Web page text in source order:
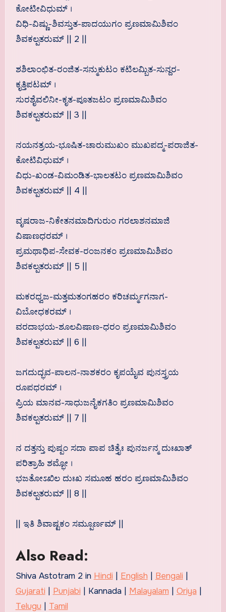
ಕೋಟೀವಿಧುಮ್ ।
ವಿಧಿ-ವಿಷ್ಣು-ಶಿವಸ್ತುತ-ಪಾದಯುಗಂ ಪ್ರಣಮಾಮಿಶಿವಂ
ಶಿವಕಲ್ಪತರುಮ್ || 2 ||
ಶಶಿಲಾಂಛಿತ-ರಂಜಿತ-ಸನ್ಮುಕುಟಂ ಕಟಿಲಮ್ಬಿತ-ಸುನ್ದರ-
ಕೃತ್ತಿಪಟಮ್ ।
ಸುರಶೈವಲಿನೀ-ಕೃತ-ಪೂತಜಟಂ ಪ್ರಣಮಾಮಿಶಿವಂ
ಶಿವಕಲ್ಪತರುಮ್ || 3 ||
ನಯನತ್ರಯ-ಭೂಷಿತ-ಚಾರುಮುಖಂ ಮುಖಪದ್ಮ-ಪರಾಜಿತ-
ಕೋಟಿವಿಧುಮ್ ।
ವಿಧು-ಖಂಡ-ವಿಮಂಡಿತ-ಭಾಲತಟಂ ಪ್ರಣಮಾಮಿಶಿವಂ
ಶಿವಕಲ್ಪತರುಮ್ || 4 ||
ವೃಷರಾಜ-ನಿಕೇತನಮಾದಿಗುರುಂ ಗರಲಾಶನಮಾಜಿ
ವಿಷಾಣಧರಮ್ ।
ಪ್ರಮಥಾಧಿಪ-ಸೇವಕ-ರಂಜನಕಂ ಪ್ರಣಮಾಮಿಶಿವಂ
ಶಿವಕಲ್ಪತರುಮ್ || 5 ||
ಮಕರಧ್ವಜ-ಮತ್ತಮತಂಗಹರಂ ಕರಿಚರ್ಮ್ಮಗನಾಗ-
ವಿಬೋಧಕರಮ್ ।
ವರದಾಭಯ-ಶೂಲವಿಷಾಣ-ಧರಂ ಪ್ರಣಮಾಮಿಶಿವಂ
ಶಿವಕಲ್ಪತರುಮ್ || 6 ||
ಜಗದುದ್ಭವ-ಪಾಲನ-ನಾಶಕರಂ ಕೃಪಯೈವ ಪುನಸ್ತ್ರಯ
ರೂಪಧರಮ್ ।
ಪ್ರಿಯ ಮಾನವ-ಸಾಧುಜನೈಕಗತಿಂ ಪ್ರಣಮಾಮಿಶಿವಂ
ಶಿವಕಲ್ಪತರುಮ್ || 7 ||
ನ ದತ್ತನ್ತು ಪುಷ್ಪಂ ಸದಾ ಪಾಪ ಚಿತ್ತೈಃ ಪುನರ್ಜನ್ಮ ದುಃಖಾತ್
ಪರಿತ್ರಾಹಿ ಶಮ್ಭೋ ।
ಭಜತೋಽಖಿಲ ದುಃಖ ಸಮೂಹ ಹರಂ ಪ್ರಣಮಾಮಿಶಿವಂ
ಶಿವಕಲ್ಪತರುಮ್ || 8 ||
|| ಇತಿ ಶಿವಾಷ್ಟಕಂ ಸಮ್ಪೂರ್ಣಮ್ ||
Also Read:
Shiva Astotram 2 in Hindi | English | Bengali |
Gujarati | Punjabi | Kannada | Malayalam | Oriya |
Telugu | Tamil